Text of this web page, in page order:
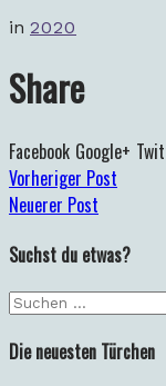
in 2020
Share
Facebook Google+
Vorheriger Post
Neuerer Post
Suchst du etwas?
Die neuesten Türchen